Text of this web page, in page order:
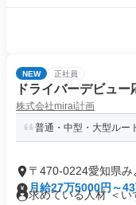
NEW 正社員
ドライバーデビュ
株式会社mirai計画
普通・中型・大型ルー
〒470-0224愛知県み
月給27万5000円～
求めている人材 ＜